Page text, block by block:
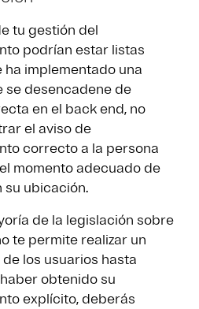
tu gestión del
podrían estar listas
ha implementado una
se desencadene de
en el back end, no
el aviso de
correcto a la persona
momento adecuado de
ubicación.
de la legislación sobre
te permite realizar un
los usuarios hasta
obtenido su
explícito, deberás